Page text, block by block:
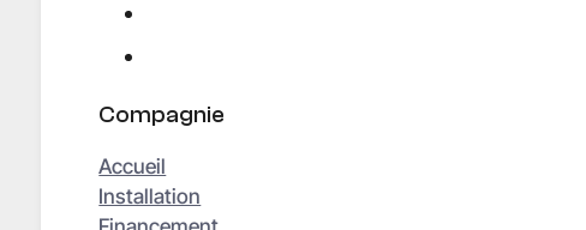
Compagnie
Accueil
Installation